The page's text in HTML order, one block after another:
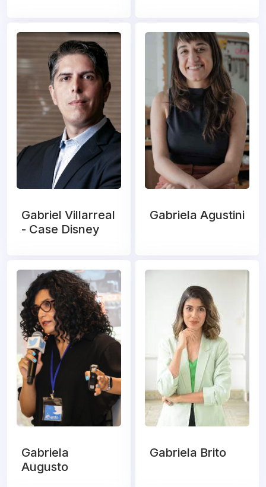
Gabriel Villarreal
- Case Disney
Gabriela Agustini
Gabriela
Augusto
Gabriela Brito